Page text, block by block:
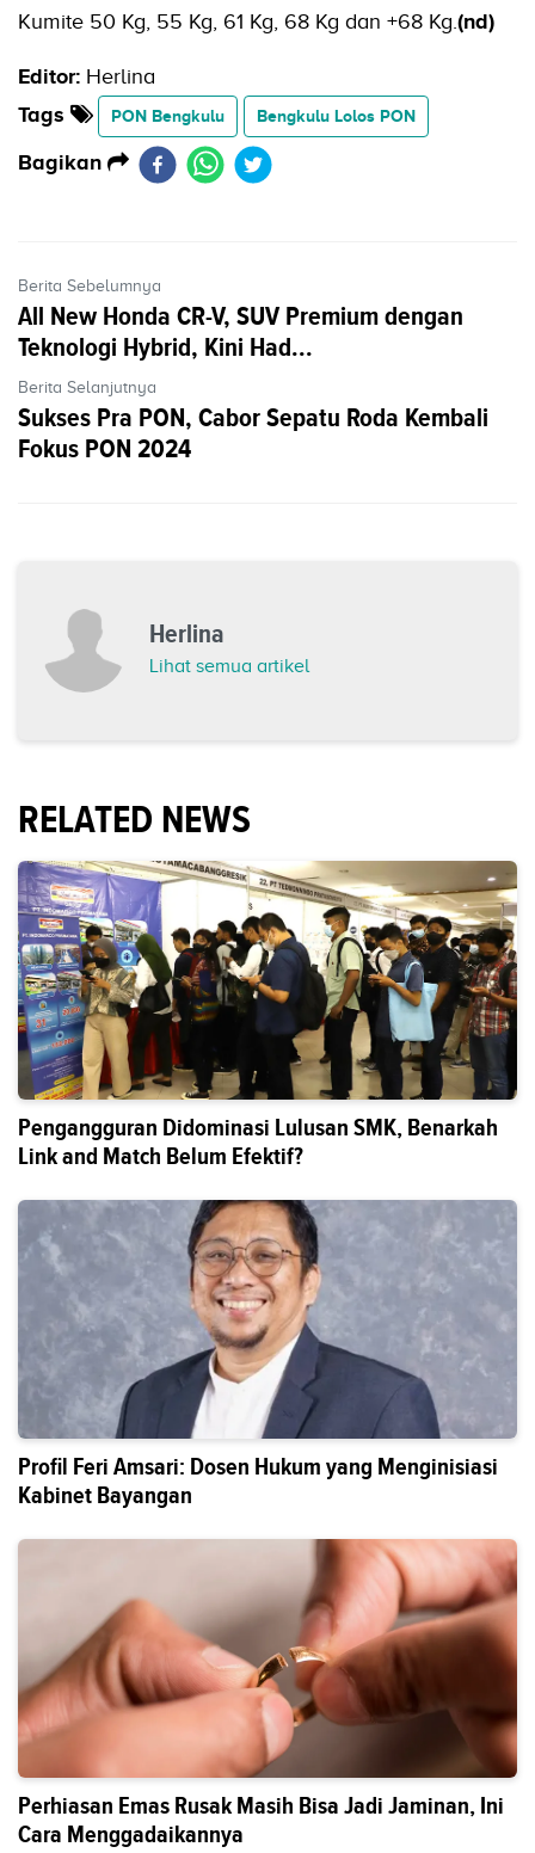
Kumite 50 Kg, 55 Kg, 61 Kg, 68 Kg dan +68 Kg.(nd)
Editor: Herlina
Tags
PON Bengkulu Bengkulu Lolos PON
Bagikan
Berita Sebelumnya
All New Honda CR-V, SUV Premium dengan
Teknologi Hybrid, Kini Had...
Berita Selanjutnya
Sukses Pra PON, Cabor Sepatu Roda Kembali
Fokus PON 2024
Herlina
Lihat semua artikel
RELATED NEWS
Pengangguran Didominasi Lulusan SMK, Benarkah
Link and Match Belum Efektif?
Profil Feri Amsari: Dosen Hukum yang Menginisiasi
Kabinet Bayangan
Perhiasan Emas Rusak Masih Bisa Jadi Jaminan, Ini
Cara Menggadaikannya